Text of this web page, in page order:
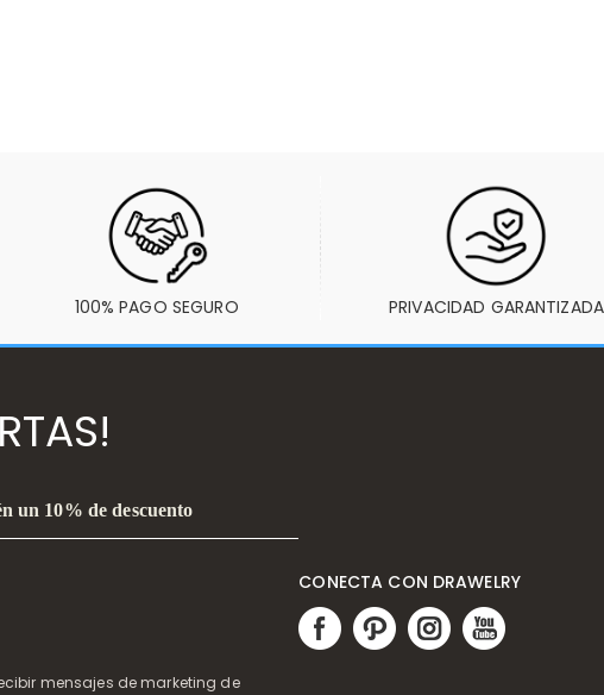
100% PAGO SEGURO PRIVACIDAD GARANTIZADA
un 10% de descuento
mensajes de marketing de
CONECTA CON DRAWELRY